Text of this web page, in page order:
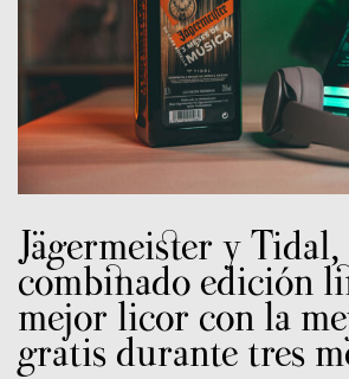
Jägermeister y
combinado edición
mejor licor con la
gratis durante tres